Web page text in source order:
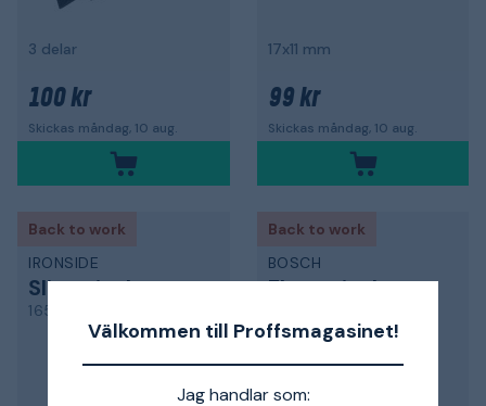
Välkommen till Proffsmagasinet!
Jag handlar som:
3 delar
100 kr
Skickas måndag, 10 aug.
17x11 mm
99 kr
Skickas måndag, 10 aug.
Back to work
IRONSIDE
Slitmejsel
165121
Back to work
BOSCH
Flatmejsel